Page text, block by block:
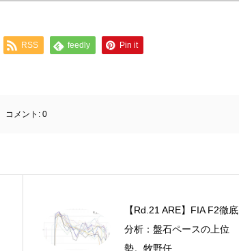
RSS feedly Pin it
コメント: 0
【Rd.21 ARE】FIA F2徹底
分析：盤石ペースの上位
勢。牧野任...